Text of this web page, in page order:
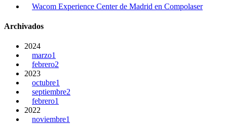
Wacom Experience Center de Madrid en Compolaser
Archivados
2024
marzo1
febrero2
2023
octubre1
septiembre2
febrero1
2022
noviembre1